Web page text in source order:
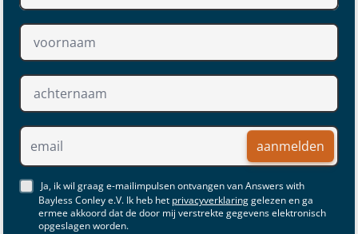
aanmelden
Ja, ik wil graag e-mailimpulsen ontvangen van Answers with
Bayless Conley e.V. Ik heb het privacyverklaringgelezen en ga
ermee akkoord dat de door mij verstrekte gegevens elektronisch
opgeslagen worden.